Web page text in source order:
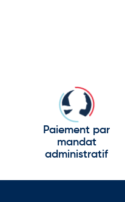
supports permettent de
Paiement par
mandat
administratif